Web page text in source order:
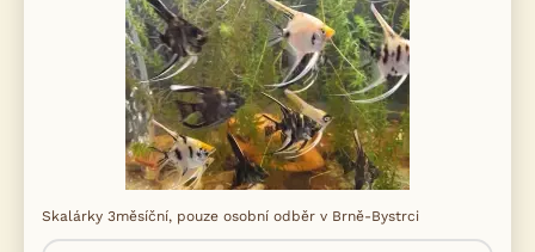
Skalárky 3měsíční, pouze osobní odběr v Brně-Bystrci